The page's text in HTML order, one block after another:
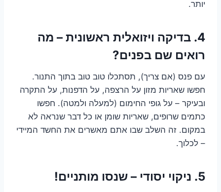
יותר.
4. בדיקה ויזואלית ראשונית – מה
רואים שם בפנים?
עם פנס (אם צריך), תסתכלו טוב טוב בתוך התנור.
חפשו שאריות מזון על הרצפה, על הדפנות, על התקרה
ובעיקר – על גופי החימום (למעלה ולמטה). חפשו
כתמים שרופים, שאריות שומן או כל דבר שנראה לא
במקום. זה השלב שבו אתם מאשרים את החשד המיידי
– לכלוך.
5. ניקוי יסודי – שנסו מותניים!